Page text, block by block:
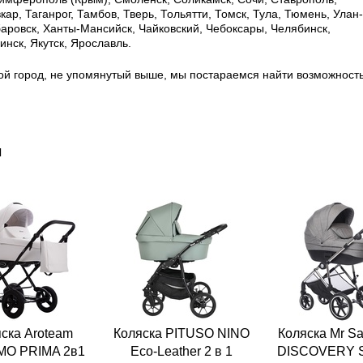
Таганрог, Тамбов, Тверь, Тольятти, Томск, Тула, Тюмень, Улан-
Ханты-Мансийск, Чайковский, Чебоксары, Челябинск,
Якутск, Ярославль.
город, не упомянутый выше, мы постараемся найти
Aroteam
PRIMA 2в1
Коляска PITUSO NINO
Eco-Leather 2 в 1
Коляска Mr
DISCOVERY